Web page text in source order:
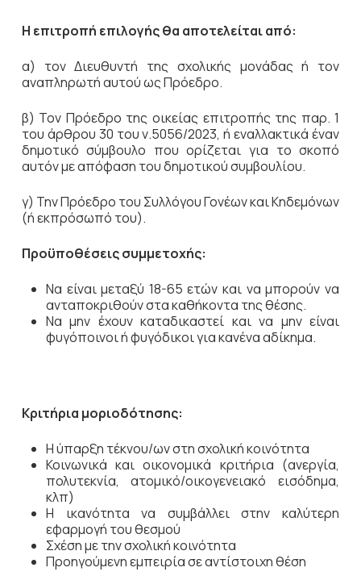
Η επιτροπή επιλογής θα αποτελείται από:
α) τον Διευθυντή της σχολικής μονάδας ή τον
αναπληρωτή αυτού ως Πρόεδρο.
β) Τον Πρόεδρο της οικείας επιτροπής της παρ. 1
του άρθρου 30 του ν.5056/2023, ή εναλλακτικά έναν
δημοτικό σύμβουλο που ορίζεται για το σκοπό
αυτόν με απόφαση του δημοτικού συμβουλίου.
γ) Την Πρόεδρο του Συλλόγου Γονέων και Κηδεμόνων
(ή εκπρόσωπό του).
Προϋποθέσεις συμμετοχής:
Nα είναι μεταξύ 18-65 ετών και να μπορούν να
ανταποκριθούν στα καθήκοντα της θέσης.
Να μην έχουν καταδικαστεί και να μην είναι
φυγόποινοι ή φυγόδικοι για κανένα αδίκημα.
Κριτήρια μοριοδότησης:
Η ύπαρξη τέκνου/ων στη σχολική κοινότητα
Κοινωνικά και οικονομικά κριτήρια (ανεργία,
πολυτεκνία, ατομικό/οικογενειακό εισόδημα,
κλπ)
Η ικανότητα να συμβάλλει στην καλύτερη
εφαρμογή του θεσμού
Σχέση με την σχολική κοινότητα
Προηγούμενη εμπειρία σε αντίστοιχη θέση